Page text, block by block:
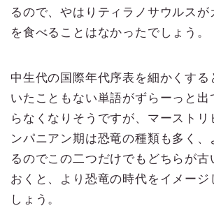
るので、やはりティラノサウルスが
を食べることはなかったでしょう。
中生代の国際年代序表を細かくす
いたこともない単語がずらーっと
らなくなりそうですが、マーストリ
ンパニアン期は恐竜の種類も多く
るのでこの二つだけでもどちらが古
おくと、より恐竜の時代をイメー
しょう。